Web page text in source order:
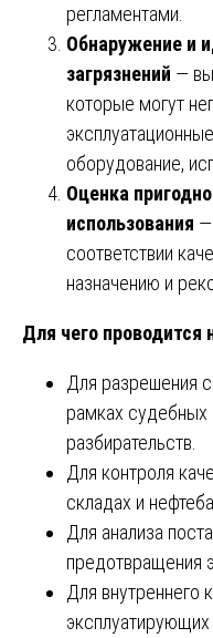
регламентами.
Обнаружение и
загрязнений —
которые могут
оборудование,
Оценка
использования —
соответствии
назначению и
Для чего проводится
Для разрешения
рамках судебных
разбирательств.
Для контроля
складах и
Для анализа
предотвращения
Для внутреннего